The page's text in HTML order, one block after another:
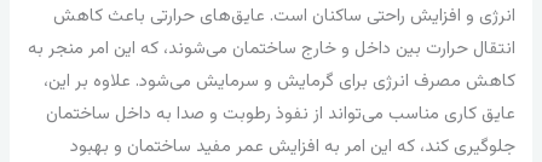
انرژی و افزایش راحتی ساکنان است. عایق‌های حرارتی باعث کاهش
انتقال حرارت بین داخل و خارج ساختمان می‌شوند، که این امر منجر به
کاهش مصرف انرژی برای گرمایش و سرمایش می‌شود. علاوه بر این،
عایق کاری مناسب می‌تواند از نفوذ رطوبت و صدا به داخل ساختمان
جلوگیری کند، که این امر به افزایش عمر مفید ساختمان و بهبود